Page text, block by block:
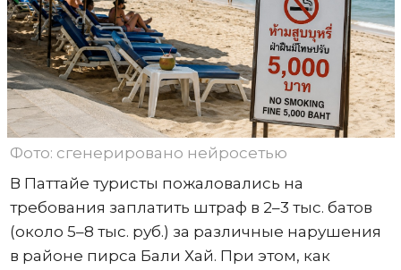
Фото: сгенерировано нейросетью
В Паттайе туристы пожаловались на
требования заплатить штраф в 2–3 тыс. батов
(около 5–8 тыс. руб.) за различные нарушения
в районе пирса Бали Хай. При этом, как